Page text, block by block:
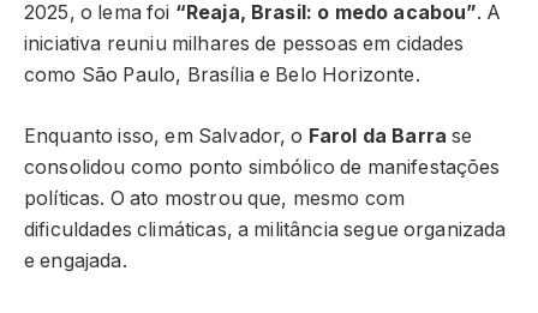
2025, o lema foi “Reaja, Brasil: o medo acabou”. A
iniciativa reuniu milhares de pessoas em cidades
como São Paulo, Brasília e Belo Horizonte.
Enquanto isso, em Salvador, o Farol da Barra se
consolidou como ponto simbólico de manifestações
políticas. O ato mostrou que, mesmo com
dificuldades climáticas, a militância segue organizada
e engajada.